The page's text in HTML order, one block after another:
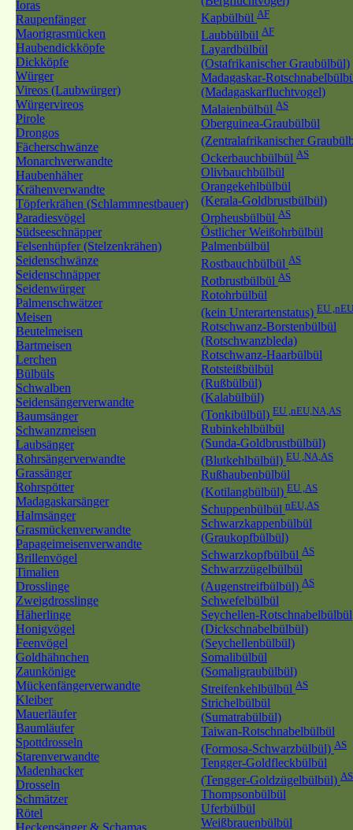
Ioras
Raupenfänger
Maorigrasmücken
Haubendickköpfe
Dickköpfe
Würger
Vireos (Laubwürger)
Würgervireos
Pirole
Drongos
Fächerschwänze
Monarchverwandte
Haubenhäher
Krähenverwandte
Töpferkrähen (Schlammnestbauer)
Paradiesvögel
Südseeschnäpper
Felsenhüpfer (Stelzenkrähen)
Seidenschwänze
Seidenschnäpper
Seidenwürger
Palmenschwätzer
Meisen
Beutelmeisen
Bartmeisen
Lerchen
Bülbüls
Schwalben
Seidensängerverwandte
Baumsänger
Schwanzmeisen
Laubsänger
Rohrsängerverwandte
Grassänger
Rohrspötter
Madagaskarsänger
Halmsänger
Grasmückenverwandte
Papageimeisenverwandte
Brillenvögel
Timalien
Drosslinge
Zweigdrosslinge
Häherlinge
Honigvögel
Feenvögel
Goldhähnchen
Zaunkönige
Mückenfängerverwandte
Kleiber
Mauerläufer
Baumläufer
Spottdrosseln
Starenverwandte
Madenhacker
Drosseln
Schmätzer
Rötel
Heckensänger & Schamas
Kapbülbül AF
Laubbülbül AF
Layardbülbül
(Ostafrikanischer Graubülbül)
Madagaskar-
(Madagaskarfluchtvogel)
Malaienbülbül AS
Oberguinea-Graubülbül
(Zentralafrikanischer
Ockerbauchbülbül AS
Olivbauchbülbül
Orangekehlbülbül
(Kerala-Goldbrustbülbül)
Orpheusbülbül AS
Östlicher Weißohrbülbül
Palmenbülbül
Rostbauchbülbül AS
Rotbrustbülbül AS
Rotohrbülbül
(kein Unterartenstatus) EU
Rotschwanz-Borstenbülbül
(Rotschwanzbleda)
Rotschwanz-Haarbülbül
Rotsteißbülbül
(Rußbülbül)
(Kalabülbül)
(Tonkibülbül) EU ,nEU,NA,AS
Rubinkehlbülbül
(Sunda-Goldbrustbülbül)
(Blutkehlbülbül) EU ,NA,AS
Rußhaubenbülbül
(Kotilangbülbül) EU ,AS
Schuppenbülbül nEU,AS
Schwarzkappenbülbül
(Graukopfbülbül)
Schwarzkopfbülbül AS
Schwarzzügelbülbül
(Augenstreifbülbül) AS
Schwefelbülbül
Seychellen-Rotschnabelbülbül
(Dickschnabelbülbül)
(Seychellenbülbül)
Somalibülbül
(Somaligraubülbül)
Streifenkehlbülbül AS
Strichelbülbül
(Sumatrabülbül)
Taiwan-Rotschnabelbülbül
(Formosa-Schwarzbülbül) AS
Tengger-Goldfleckbülbül
(Tengger-Goldzügelbülbül) AS
Thompsonbülbül
Uferbülbül
Weißbrauenbülbül